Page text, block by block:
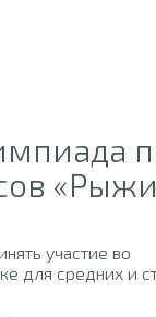
участие во
для средних и